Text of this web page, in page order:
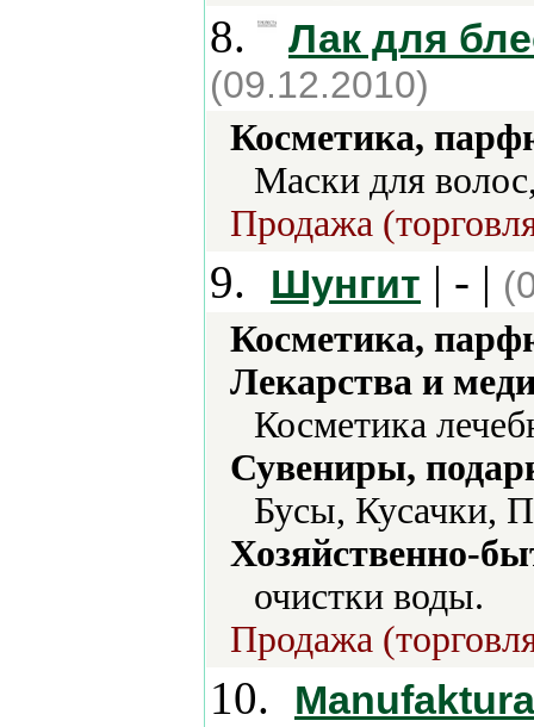
8. Лак для
(09.12.2010)
Косметика,
Маски для
Продажа
9. Шунгит | - |
Косметика,
Лекарства и
Косметика
Сувениры,
Бусы, Кусачки,
Хозяйственно-
очистки воды.
Продажа
10.